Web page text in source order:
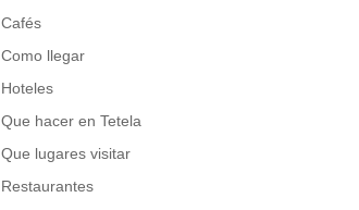
Cafés
Como llegar
Hoteles
Que hacer en Tetela
Que lugares visitar
Restaurantes